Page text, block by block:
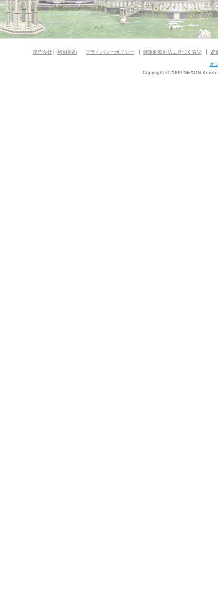
マギグラフィ
運営会社 利用規約 プライバシーポリシー 特定商取引法に基づく表記 資
オ
Copyright © 2009 NEXON Korea